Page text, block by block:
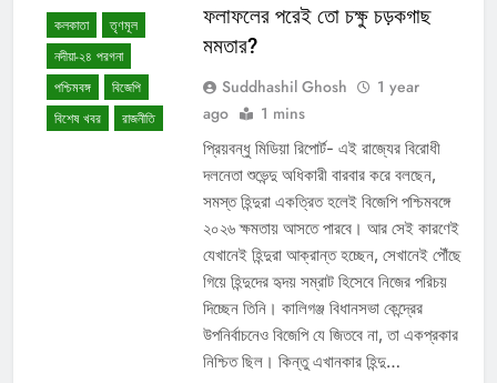
কলকাতা
তৃণমূল
নদীয়া-২৪ পরগনা
পশ্চিমবঙ্গ
বিজেপি
বিশেষ খবর
রাজনীতি
ফলাফলের পরেই তো চক্ষু চড়কগাছ
মমতার?
Suddhashil Ghosh
1 year
ago
1 mins
প্রিয়বন্ধু মিডিয়া রিপোর্ট- এই রাজ্যের বিরোধী
দলনেতা শুভেন্দু অধিকারী বারবার করে বলছেন,
সমস্ত হিন্দুরা একত্রিত হলেই বিজেপি পশ্চিমবঙ্গে
২০২৬ ক্ষমতায় আসতে পারবে। আর সেই কারণেই
যেখানেই হিন্দুরা আক্রান্ত হচ্ছেন, সেখানেই পৌঁছে
গিয়ে হিন্দুদের হৃদয় সম্রাট হিসেবে নিজের পরিচয়
দিচ্ছেন তিনি। কালিগঞ্জ বিধানসভা কেন্দ্রের
উপনির্বাচনেও বিজেপি যে জিতবে না, তা একপ্রকার
নিশ্চিত ছিল। কিন্তু এখানকার হিন্দু…